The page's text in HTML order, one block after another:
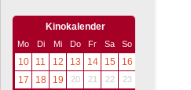
Kinokalender
Mo Di Mi Do Fr Sa So
10 11 12 13 14 15
16
17
18 19 20 21 22 23